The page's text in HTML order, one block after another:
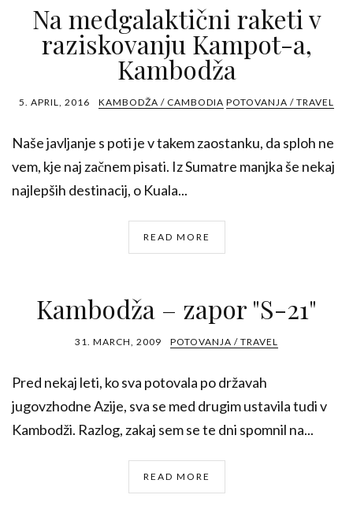
Na medgalaktični raketi v
raziskovanju Kampot-a,
Kambodža
5. APRIL, 2016 KAMBODŽA / CAMBODIA POTOVANJA / TRAVEL
Naše javljanje s poti je v takem zaostanku, da sploh ne
vem, kje naj začnem pisati. Iz Sumatre manjka še nekaj
najlepših destinacij, o Kuala...
READ MORE
Kambodža – zapor "S-21"
31. MARCH, 2009 POTOVANJA / TRAVEL
Pred nekaj leti, ko sva potovala po državah
jugovzhodne Azije, sva se med drugim ustavila tudi v
Kambodži. Razlog, zakaj sem se te dni spomnil na...
READ MORE